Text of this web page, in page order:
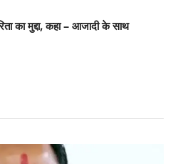
का मुद्दा, कहा – आजादी के साथ